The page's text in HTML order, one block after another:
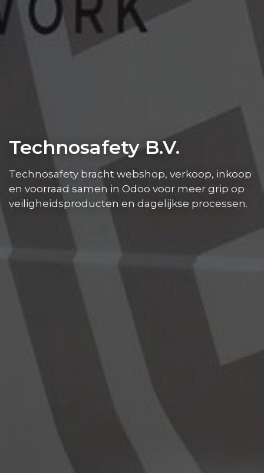
Technosafety B.V.
Technosafety bracht webshop, verkoop, inkoop
en voorraad samen in Odoo voor meer grip op
veiligheidsproducten en dagelijkse processen.